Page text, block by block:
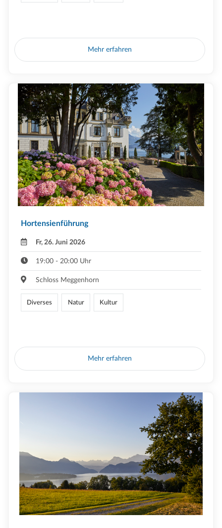
Mehr erfahren
Hortensienführung
Fr, 26. Juni 2026
19:00 - 20:00 Uhr
Schloss Meggenhorn
Diverses Natur Kultur
Mehr erfahren